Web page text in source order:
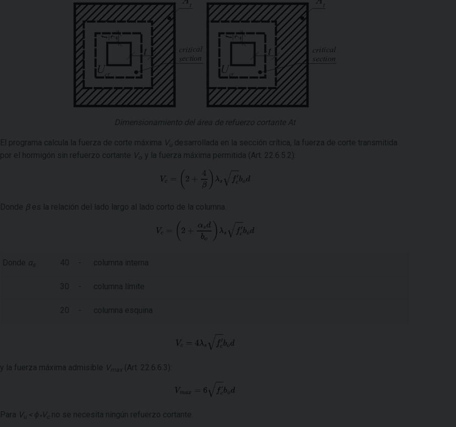
Dimensionamiento del área de refuerzo cortante At
El programa calcula la fuerza de corte máxima Vu desarrollada en la sección crítica, la fuerza de corte transmitida
por el hormigón sin refuerzo cortante V , y la fuerza máxima permitida (Art. 22.6.5.2):
Donde βes la relación del lado largo al lado corto de la columna.
Donde αs 40 - columna interna
30 - columna límite
20 - columna esquina
y la fuerza máxima admisible Vmax (Art. 22.6.6.3):
Para Vu < ϕ V no se necesita ningún refuerzo cortante.